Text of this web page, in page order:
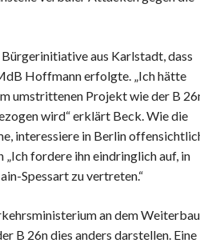
aus Karlstadt, dass
Hoffmann erfolgte. „Ich hätte
umstrittenen Projekt wie der B
wird“ erklärt Beck. Wie die
interessiere in Berlin
fordere ihn eindringlich auf, in
Spessart zu vertreten.“
an dem Weiterbau
B 26n dies anders darstellen. Eine